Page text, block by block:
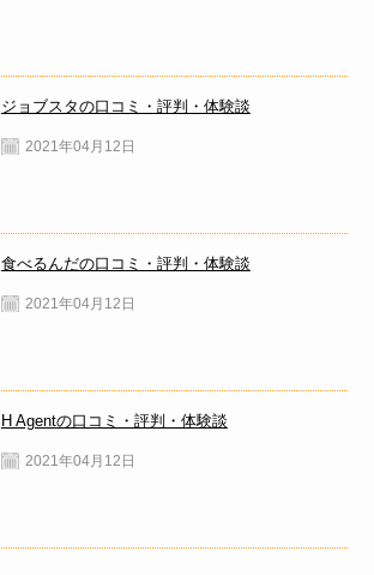
ジョブスタの口コミ・評判・体験談
2021年04月12日
食べるんだの口コミ・評判・体験談
2021年04月12日
H Agentの口コミ・評判・体験談
2021年04月12日